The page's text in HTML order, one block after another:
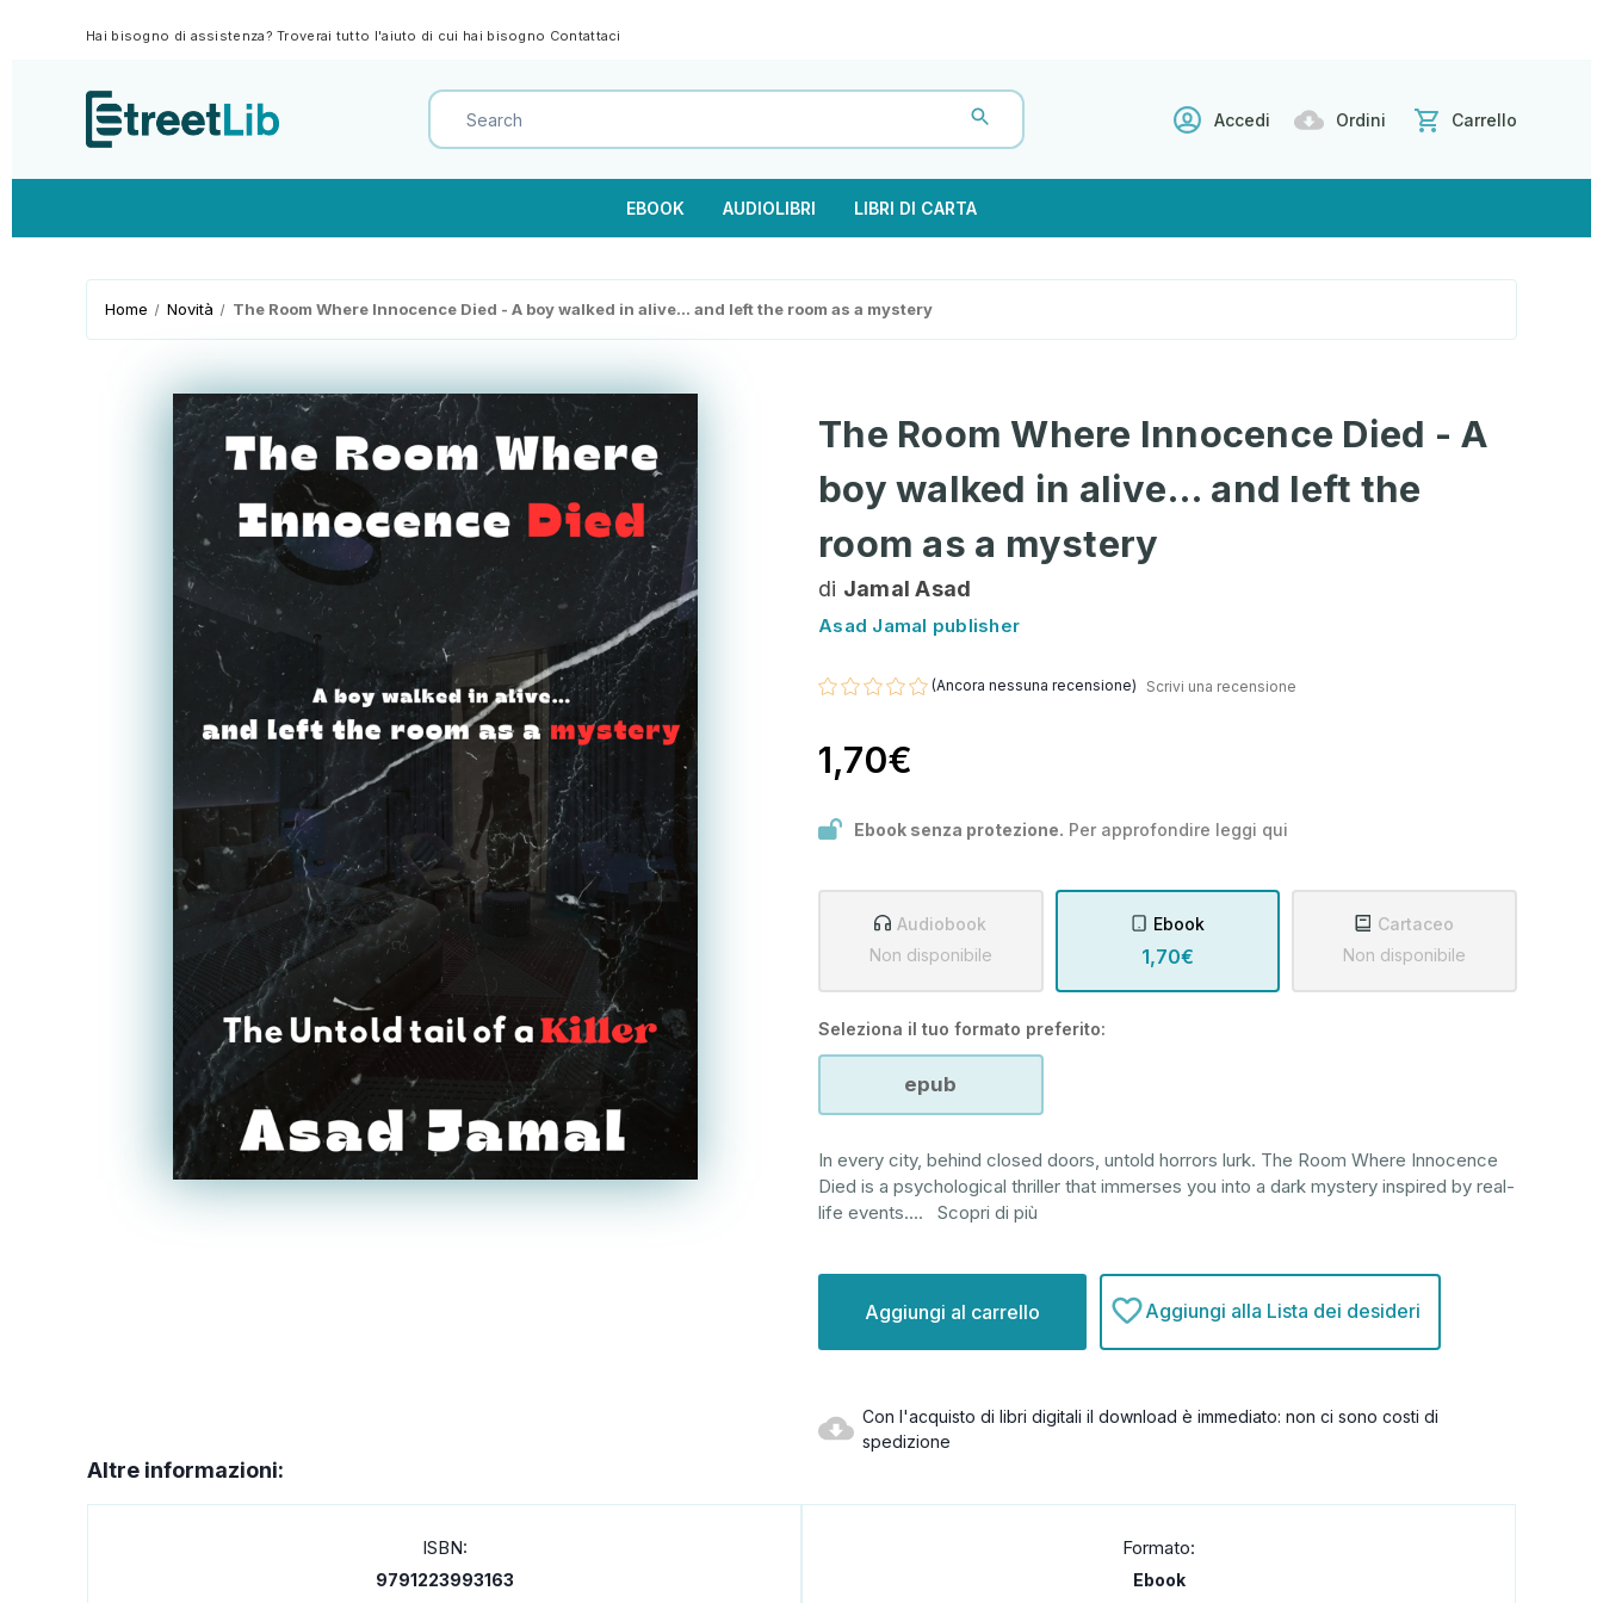
Hai bisogno di assistenza? Troverai tutto l'aiuto di cui hai bisogno Contattaci
Accedi Ordini Carrello
EBOOK AUDIOLIBRI LIBRI DI CARTA
Home Novità The Room Where Innocence Died - A boy walked in alive… and left the room as a mystery
The Room Where Innocence Died - A
boy walked in alive… and left the
room as a mystery
di Jamal Asad
Asad Jamal publisher
(Ancora nessuna recensione) Scrivi una recensione
1,70€
Ebook senza protezione. Per approfondire leggi qui
Audiobook
Non disponibile
Ebook
1,70€
Cartaceo
Non disponibile
Seleziona il tuo formato preferito:
epub
In every city, behind closed doors, untold horrors lurk. The Room Where Innocence
Died is a psychological thriller that immerses you into a dark mystery inspired by real-
life events.... Scopri di più
attuale:
Aggiungi alla Lista dei desideri
Con l'acquisto di libri digitali il download è immediato: non ci sono costi di
spedizione
Altre informazioni:
ISBN:
9791223993163
Formato:
Ebook